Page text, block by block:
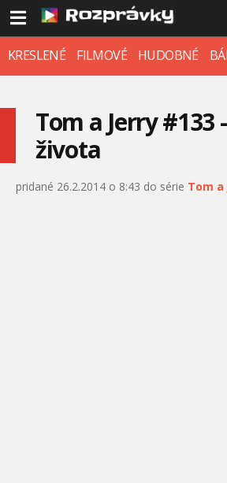
KRESLENÉ FILMOVÉ HUDOBNÉ
Tom a Jerry #133
života
pridané 26.2.2014 o 8:43 do série Tom a